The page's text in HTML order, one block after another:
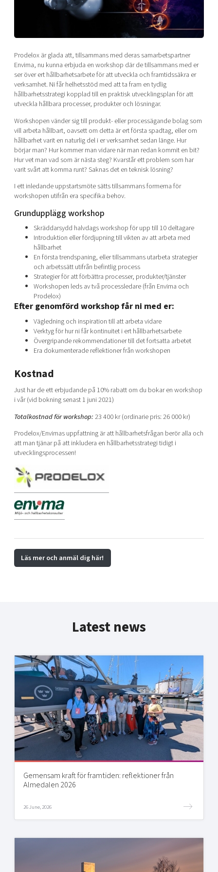
Shaping cities and regions
East Sweden Tech Women
Reversed mentorship
Current offers and activities
Upscaling
Startup & industry collaboration
Offers to boost your business
Funding opportunities
Our community of companies
Publications
Project toolbox
Our clusters
Reach out to us
Locations
Prodelox är glada att, tillsammans med deras samarbetspartner
Envima, nu kunna erbjuda en workshop där de tillsammans med er
ser över ert hållbarhetsarbete för att utveckla och framtidssäkra er
verksamhet. Ni får helhetsstöd med att ta fram en tydlig
hållbarhetsstrategi kopplad till en praktisk utvecklingsplan för att
utveckla hållbara processer, produkter och lösningar.
Workshopen vänder sig till produkt- eller processägande bolag som
vill arbeta hållbart, oavsett om detta är ert första spadtag, eller om
hållbarhet varit en naturlig del i er verksamhet sedan länge. Hur
börjar man? Hur kommer man vidare när man redan kommit en bit?
Hur vet man vad som är nästa steg? Kvarstår ett problem som har
varit svårt att komma runt? Saknas det en teknisk lösning?
I ett inledande uppstartsmöte sätts tillsammans formerna för
workshopen utifrån era specifika behov.
Grundupplägg workshop
Skräddarsydd halvdags workshop för upp till 10 deltagare
Introduktion eller fördjupning till vikten av att arbeta med
hållbarhet
En första trendspaning, eller tillsammans utarbeta strategier
och arbetssätt utifrån befintlig process
Strategier för att förbättra processer, produkter/tjänster
Workshopen leds av två processledare (från Envima och
Prodelox)
Efter genomförd workshop får ni med er:
Vägledning och inspiration till att arbeta vidare
Verktyg för hur ni får kontinuitet i ert hållbarhetsarbete
Övergripande rekommendationer till det fortsatta arbetet
Era dokumenterade reflektioner från workshopen
Kostnad
Just har de ett erbjudande på 10% rabatt om du bokar en workshop
i vår (vid bokning senast 1 juni 2021)
Totalkostnad för workshop:23 400 kr (ordinarie pris: 26 000 kr)
Prodelox/Envimas uppfattning är att hållbarhetsfrågan berör alla och
att man tjänar på att inkludera en hållbarhetsstrategi tidigt i
utvecklingsprocessen!
Läs mer och anmäl dig här!
Latest news
Gemensam kraft för framtiden: reflektioner från
Almedalen 2026
26 June, 2026